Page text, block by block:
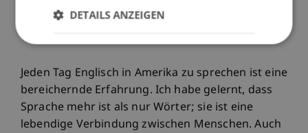
Freundlichkeit und Interesse an den Menschen
um einen herum.
Jeden Tag Englisch in Amerika zu sprechen ist eine
bereichernde Erfahrung. Ich habe gelernt, dass
Sprache mehr ist als nur Wörter; sie ist eine
lebendige Verbindung zwischen Menschen. Auch
DETAILS ANZEIGEN